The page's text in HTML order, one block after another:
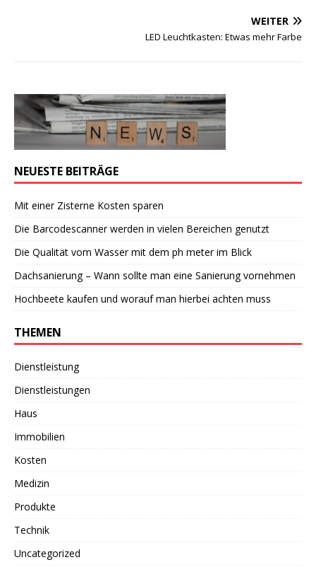
WEITER
LED Leuchtkasten: Etwas mehr Farbe
NEUESTE BEITRÄGE
Mit einer Zisterne Kosten sparen
Die Barcodescanner werden in vielen Bereichen genutzt
Die Qualität vom Wasser mit dem ph meter im Blick
Dachsanierung – Wann sollte man eine Sanierung vornehmen
Hochbeete kaufen und worauf man hierbei achten muss
THEMEN
Dienstleistung
Dienstleistungen
Haus
Immobilien
Kosten
Medizin
Produkte
Technik
Uncategorized